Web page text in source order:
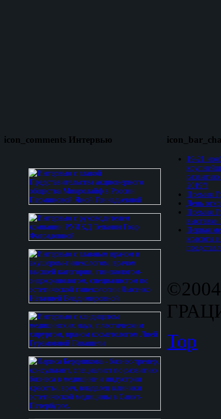
icon_comments Интервью
19-21
развитию
2019"!
Премия
День
Премия
Первая
красоты
Top